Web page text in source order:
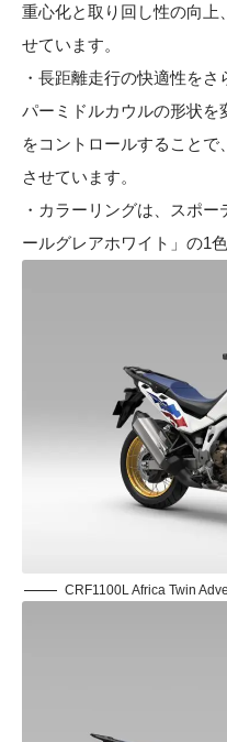
重心化と取り回し性の向上
せています。
・長距離走行の快適性を
パーミドルカウルの形状を
をコントロールすること
させています。
・カラーリングは、スポ
ールグレアホワイト」の1色
CRF1100L Africa Twin